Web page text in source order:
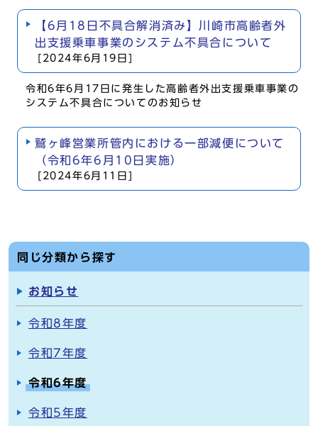
【6月18日不具合解消済み】川崎市高齢者外
出支援乗車事業のシステム不具合について
[2024年6月19日]
令和6年6月17日に発生した高齢者外出支援乗車事業の
システム不具合についてのお知らせ
鷲ヶ峰営業所管内における一部減便について
（令和6年6月10日実施）
[2024年6月11日]
同じ分類から探す
お知らせ
令和8年度
令和7年度
令和6年度
令和5年度